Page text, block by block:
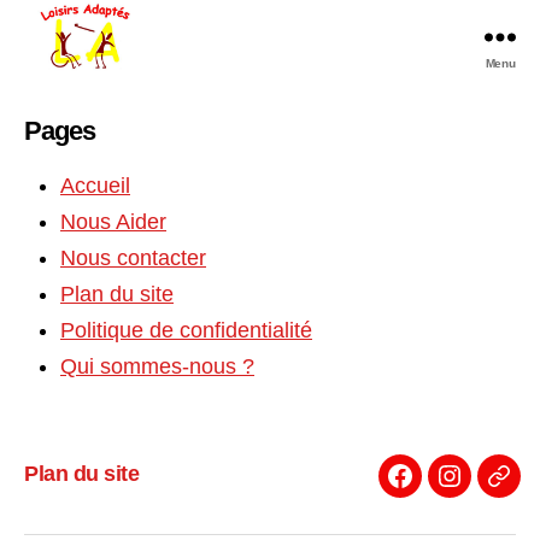
Menu
Pages
Accueil
Nous Aider
Nous contacter
Plan du site
Politique de confidentialité
Qui sommes-nous ?
Plan du site
Plan